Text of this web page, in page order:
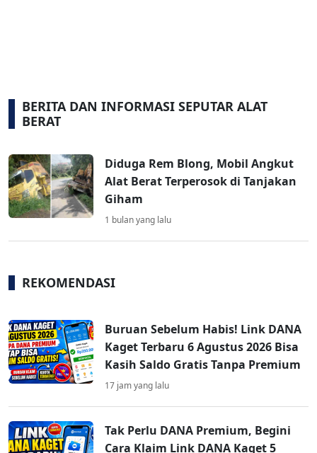
BERITA DAN INFORMASI SEPUTAR ALAT
BERAT
Diduga Rem Blong, Mobil Angkut
Alat Berat Terperosok di Tanjakan
Giham
1 bulan yang lalu
REKOMENDASI
Buruan Sebelum Habis! Link DANA
Kaget Terbaru 6 Agustus 2026 Bisa
Kasih Saldo Gratis Tanpa Premium
17 jam yang lalu
Tak Perlu DANA Premium, Begini
Cara Klaim Link DANA Kaget 5